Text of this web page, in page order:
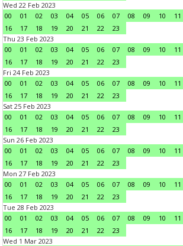
Wed 22 Feb 2023
00
01 02 03 04 05 06 07 08 09 10 11
16
17 18 19 20 21 22
23
Thu 23 Feb 2023
00
01 02 03 04 05 06 07 08 09 10 11
16
17 18 19 20 21 22
23
Fri 24 Feb 2023
00
01 02 03 04 05 06 07 08 09 10 11
16
17 18 19 20 21 22
23
Sat 25 Feb 2023
00
01 02 03 04 05 06 07 08 09 10 11
16
17 18 19 20 21 22
23
Sun 26 Feb 2023
00
01 02 03 04 05 06 07 08 09 10 11
16
17 18 19 20 21 22
23
Mon 27 Feb 2023
00
01 02 03 04 05 06 07 08 09 10 11
16
17 18 19 20 21 22
23
Tue 28 Feb 2023
00
01 02 03 04 05 06 07 08 09 10 11
16
17 18 19 20 21 22
23
Wed 1 Mar 2023